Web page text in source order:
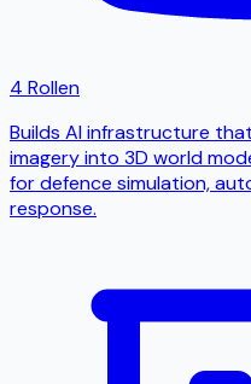
4 Rollen
Builds AI infrastructure
imagery into 3D world
for defence simulation,
response.